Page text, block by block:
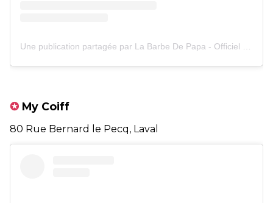
✪ My Coiff
80 Rue Bernard le Pecq, Laval